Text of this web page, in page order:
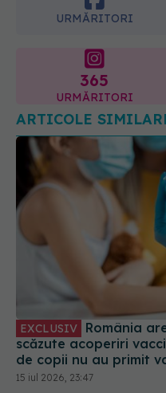
URMĂRITORI
365
URMĂRITORI
ARTICOLE
EXCLUSIV
scăzute acoperiri
de copii nu au primit
15 iul 2026, 23:47